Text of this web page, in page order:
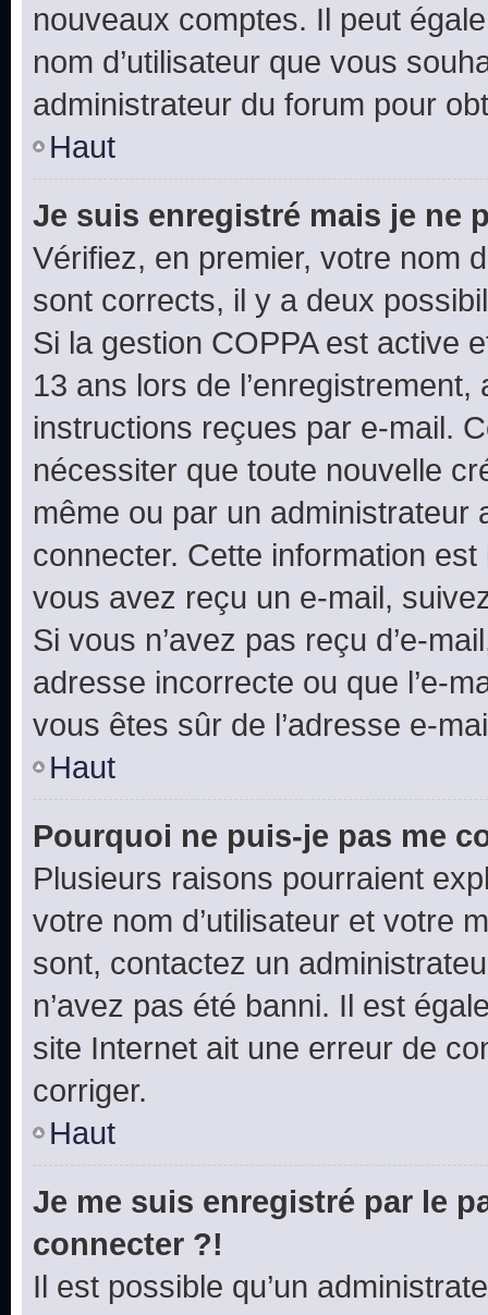
nouveaux comptes. Il peut
nom d’utilisateur que vous
administrateur du forum pour
Haut
Je suis enregistré mais je ne
Vérifiez, en premier, votre nom
sont corrects, il y a deux
Si la gestion COPPA est active
13 ans lors de
instructions reçues par e-mail.
nécessiter que toute nouvelle
même ou par un
connecter. Cette information
vous avez reçu un e-mail,
Si vous n’avez pas reçu d’e-
adresse incorrecte ou que l’e-
vous êtes sûr de l’adresse e-
Haut
Pourquoi ne puis-je pas me
Plusieurs raisons pourraient
votre nom d’utilisateur et votre
sont, contactez un
n’avez pas été banni. Il est
site Internet ait une erreur de
corriger.
Haut
Je me suis enregistré par le
connecter ?!
Il est possible qu’un